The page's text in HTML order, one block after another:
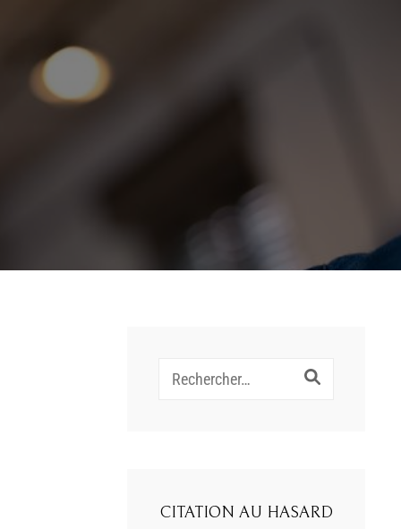
Recherche
CITATION AU HASARD